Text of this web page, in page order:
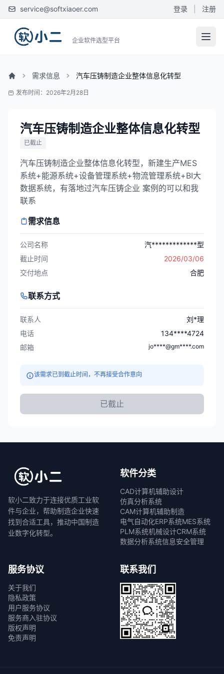
service@softxiaoer.com 登录 注册
企业软件选型平台
需求信息 汽车压铸制造企业整体信息化转型
发布时间：2026年2月28日
汽车压铸制造企业整体信息化转型
已截止
汽车压铸制造企业整体信息化转型，新建生产MES
系统+能源系统+设备管理系统+物流管理系统+BI大
数据系统，有落地过汽车压铸企业 案例的可以和我
联系
需求信息
公司名称
汽*************型
截止时间
2026/03/06
交付地点
合肥
联系方式
联系人
刘*理
电话
134****4724
邮箱
jo****@gm****.com
该需求已到截止时间，不再接受合作意向
已截止
软小二致力于连接优质工业软
件与企业，帮助制造企业快速
找到合适工具，推动中国制造
业数字化转型。
软件分类
CAD计算机辅助设计
仿真分析系统
CAM计算机辅助制造
电气自动化ERP系统MES系统
PLM系统机械设计CRM系统
数据分析系统信息安全管理
服务协议
关于我们
隐私政策
用户服务协议
服务商入驻协议
版权声明
免责声明
联系我们